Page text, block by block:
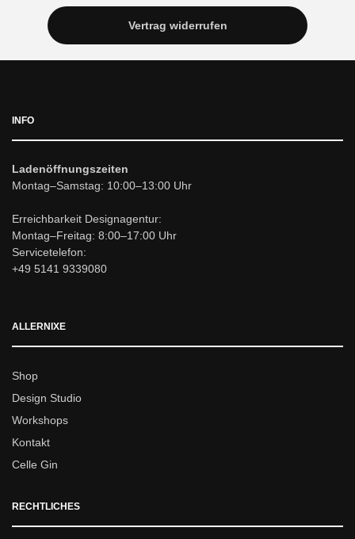
Vertrag widerrufen
INFO
Ladenöffnungszeiten
Montag–Samstag: 10:00–13:00 Uhr
Erreichbarkeit Designagentur:
Montag–Freitag: 8:00–17:00 Uhr
Servicetelefon:
+49 5141 9339080
ALLERNIXE
Shop
Design Studio
Workshops
Kontakt
Celle Gin
RECHTLICHES